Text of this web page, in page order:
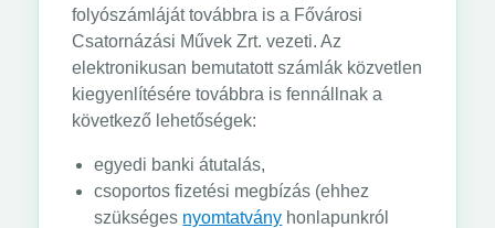
folyószámláját továbbra is a Fővárosi
Csatornázási Művek Zrt. vezeti. Az
elektronikusan bemutatott számlák közvetlen
kiegyenlítésére továbbra is fennállnak a
következő lehetőségek:
egyedi banki átutalás,
csoportos fizetési megbízás (ehhez
szükséges nyomtatvány honlapunkról